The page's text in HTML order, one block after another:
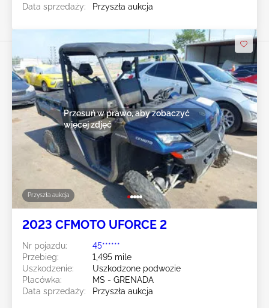
Data sprzedaży:
Przyszła aukcja
Przyszła aukcja
Przesuń w prawo, aby zobaczyć
więcej zdjęć
2023 CFMOTO UFORCE 2
Nr pojazdu:
45******
Przebieg:
1,495 mile
Uszkodzenie:
Uszkodzone podwozie
Placówka:
MS - GRENADA
Data sprzedaży:
Przyszła aukcja